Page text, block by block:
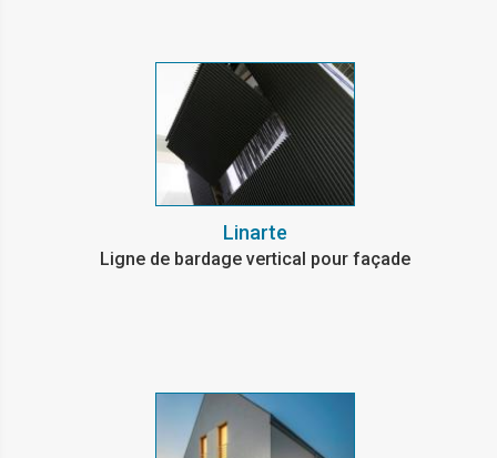
Linarte
Ligne de bardage vertical pour façade